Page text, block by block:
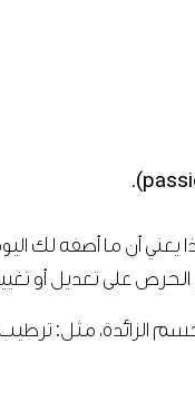
الحرص على تعديل أو
الزائدة، مثل: